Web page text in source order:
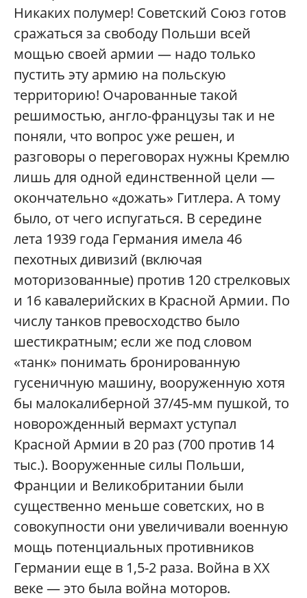
Никаких полумер! Советский Союз готов
сражаться за свободу Польши всей
мощью своей армии — надо только
пустить эту армию на польскую
территорию! Очарованные такой
решимостью, англо-французы так и не
поняли, что вопрос уже решен, и
разговоры о переговорах нужны Кремлю
лишь для одной единственной цели —
окончательно «дожать» Гитлера. А тому
было, от чего испугаться. В середине
лета 1939 года Германия имела 46
пехотных дивизий (включая
моторизованные) против 120 стрелковых
и 16 кавалерийских в Красной Армии. По
числу танков превосходство было
шестикратным; если же под словом
«танк» понимать бронированную
гусеничную машину, вооруженную хотя
бы малокалиберной 37/45-мм пушкой, то
новорожденный вермахт уступал
Красной Армии в 20 раз (700 против 14
тыс.). Вооруженные силы Польши,
Франции и Великобритании были
существенно меньше советских, но в
совокупности они увеличивали военную
мощь потенциальных противников
Германии еще в 1,5-2 раза. Война в ХХ
веке — это была война моторов.